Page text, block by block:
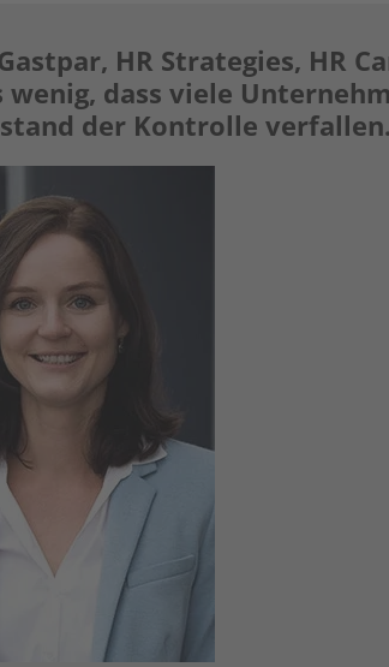
HR Strategies, HR
wenig, dass viele
der Kontrolle